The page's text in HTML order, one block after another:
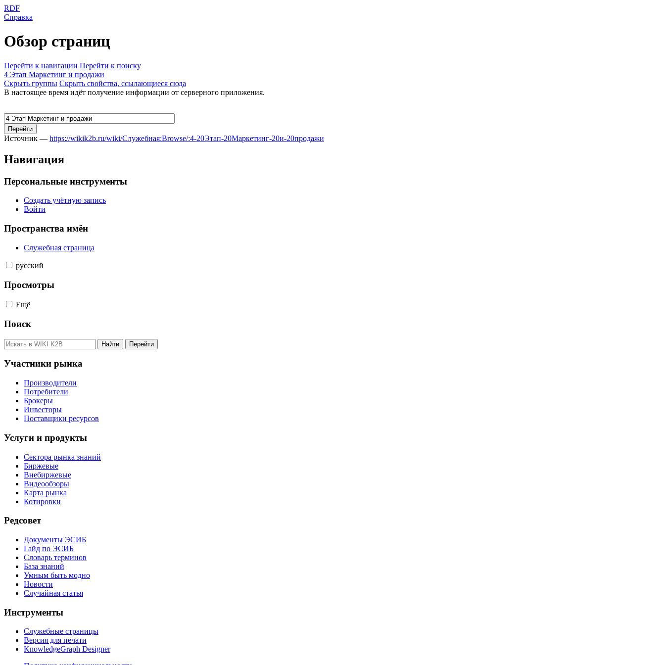
RDF
Справка
Обзор страниц
Перейти к навигации Перейти к поиску
4 Этап Маркетинг и продажи
Скрыть группы Скрыть свойства, ссылающиеся сюда
В настоящее время идёт получение информации от серверного приложения.
Источник — https://wikik2b.ru/wiki/Служебная:Browse/:4-20Этап-20Маркетинг-20и-20продажи
Навигация
Персональные инструменты
Создать учётную запись
Войти
Пространства имён
Служебная страница
русский
Просмотры
Ещё
Поиск
Участники рынка
Производители
Потребители
Брокеры
Инвесторы
Поставщики ресурсов
Услуги и продукты
Сектора рынка знаний
Биржевые
Внебиржевые
Видеообзоры
Карта рынка
Котировки
Редсовет
Документы ЭСИБ
Гайд по ЭСИБ
Словарь терминов
База знаний
Умным быть модно
Новости
Случайная статья
Инструменты
Служебные страницы
Версия для печати
KnowledgeGraph Designer